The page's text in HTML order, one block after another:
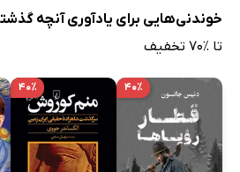
خوندنی‌هایی برای یادآوری آنچه‌
تا ٪۷۰ تخفیف
۴۰٪ ۴۰٪